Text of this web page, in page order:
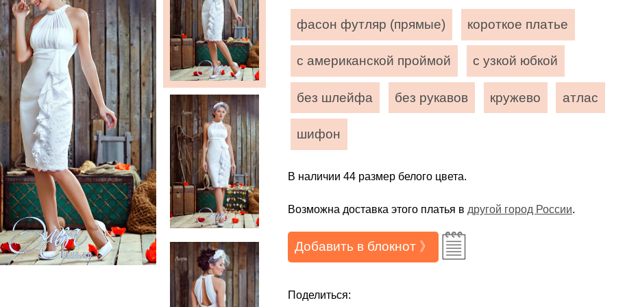
фасон футляр (прямые) короткое платье
с американской проймой с узкой юбкой
без шлейфа без рукавов кружево атлас
шифон
В наличии 44 размер белого цвета.
Возможна доставка этого платья в другой город России.
Добавить в блокнот 》
Поделиться: